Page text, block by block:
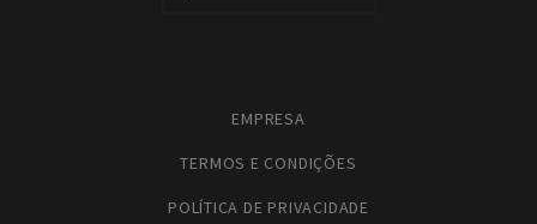
EMPRESA
TERMOS E CONDIÇÕES
POLÍTICA DE PRIVACIDADE